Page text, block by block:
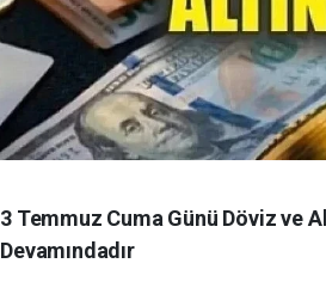
3 Temmuz Cuma Günü Döviz ve
Devamındadır